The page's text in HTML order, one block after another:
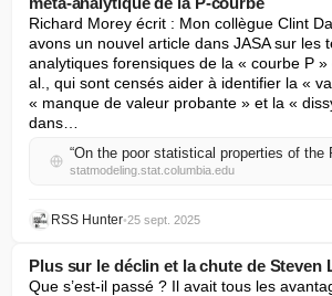
Richard Morey écrit : Mon collègue Clint
avons un nouvel article dans JASA sur les
analytiques forensiques de la « courbe P
al., qui sont censés aider à identifier la «
« manque de valeur probante » et la «
dans…
statmodeling.stat.columbia.edu
RSS Hunter•25 sept. 2025
Plus sur le déclin et la chute de Steven
Que s’est-il passé ? Il avait tous les